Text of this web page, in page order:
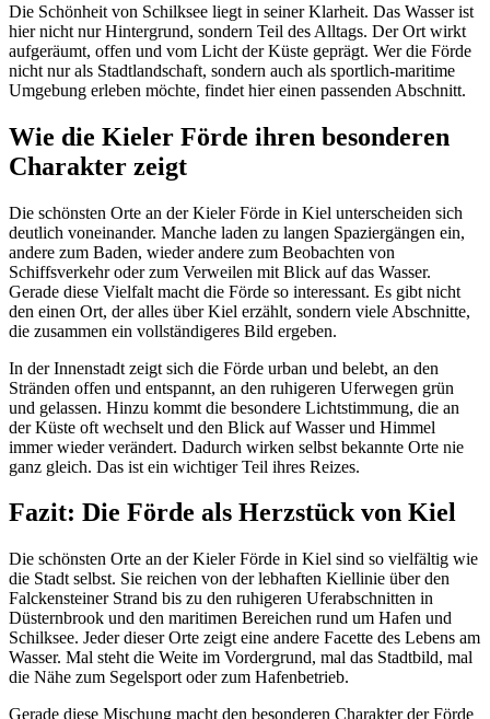
Die Schönheit von Schilksee liegt in seiner Klarheit. Das Wasser ist
hier nicht nur Hintergrund, sondern Teil des Alltags. Der Ort wirkt
aufgeräumt, offen und vom Licht der Küste geprägt. Wer die Förde
nicht nur als Stadtlandschaft, sondern auch als sportlich-maritime
Umgebung erleben möchte, findet hier einen passenden Abschnitt.
Wie die Kieler Förde ihren besonderen
Charakter zeigt
Die schönsten Orte an der Kieler Förde in Kiel unterscheiden sich
deutlich voneinander. Manche laden zu langen Spaziergängen ein,
andere zum Baden, wieder andere zum Beobachten von
Schiffsverkehr oder zum Verweilen mit Blick auf das Wasser.
Gerade diese Vielfalt macht die Förde so interessant. Es gibt nicht
den einen Ort, der alles über Kiel erzählt, sondern viele Abschnitte,
die zusammen ein vollständigeres Bild ergeben.
In der Innenstadt zeigt sich die Förde urban und belebt, an den
Stränden offen und entspannt, an den ruhigeren Uferwegen grün
und gelassen. Hinzu kommt die besondere Lichtstimmung, die an
der Küste oft wechselt und den Blick auf Wasser und Himmel
immer wieder verändert. Dadurch wirken selbst bekannte Orte nie
ganz gleich. Das ist ein wichtiger Teil ihres Reizes.
Fazit: Die Förde als Herzstück von Kiel
Die schönsten Orte an der Kieler Förde in Kiel sind so vielfältig wie
die Stadt selbst. Sie reichen von der lebhaften Kiellinie über den
Falckensteiner Strand bis zu den ruhigeren Uferabschnitten in
Düsternbrook und den maritimen Bereichen rund um Hafen und
Schilksee. Jeder dieser Orte zeigt eine andere Facette des Lebens am
Wasser. Mal steht die Weite im Vordergrund, mal das Stadtbild, mal
die Nähe zum Segelsport oder zum Hafenbetrieb.
Gerade diese Mischung macht den besonderen Charakter der Förde